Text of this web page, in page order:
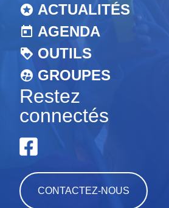
ACTUALITÉS
AGENDA
OUTILS
GROUPES
Restez
connectés
CONTACTEZ-NOUS